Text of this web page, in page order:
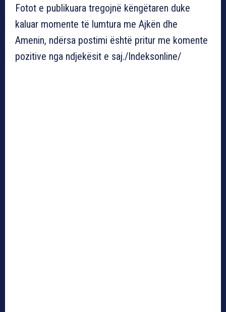
Fotot e publikuara tregojnë këngëtaren duke
kaluar momente të lumtura me Ajkën dhe
Amenin, ndërsa postimi është pritur me komente
pozitive nga ndjekësit e saj./Indeksonline/